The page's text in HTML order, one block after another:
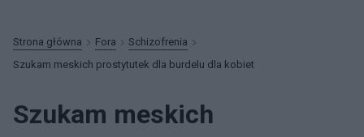
Strona główna Fora
Schizofrenia
Szukam meskich prostytutek dla burdelu dla kobiet
Szukam meskich